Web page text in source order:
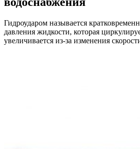
Гидроударом называется
давления жидкости, которая
увеличивается из-за изменения